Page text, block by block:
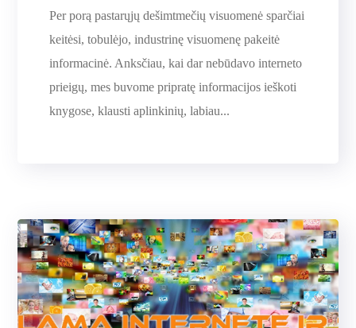
Per porą pastarųjų dešimtmečių visuomenė sparčiai
keitėsi, tobulėjo, industrinę visuomenę pakeitė
informacinė. Anksčiau, kai dar nebūdavo interneto
prieigų, mes buvome pripratę informacijos ieškoti
knygose, klausti aplinkinių, labiau...